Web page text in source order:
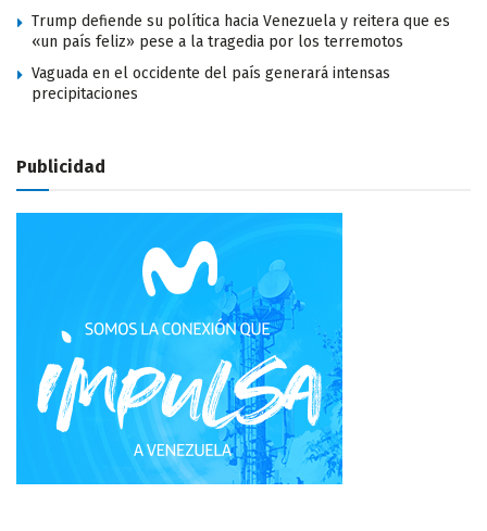
Trump defiende su política hacia Venezuela y reitera que es
«un país feliz» pese a la tragedia por los terremotos
Vaguada en el occidente del país generará intensas
precipitaciones
Publicidad